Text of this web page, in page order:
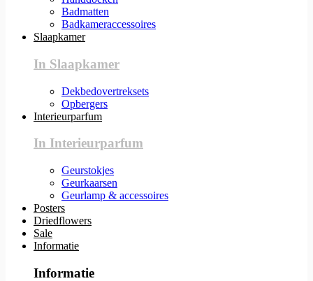
Badmatten
Badkameraccessoires
Slaapkamer
In Slaapkamer
Dekbedovertreksets
Opbergers
Interieurparfum
In Interieurparfum
Geurstokjes
Geurkaarsen
Geurlamp & accessoires
Posters
Driedflowers
Sale
Informatie
Informatie